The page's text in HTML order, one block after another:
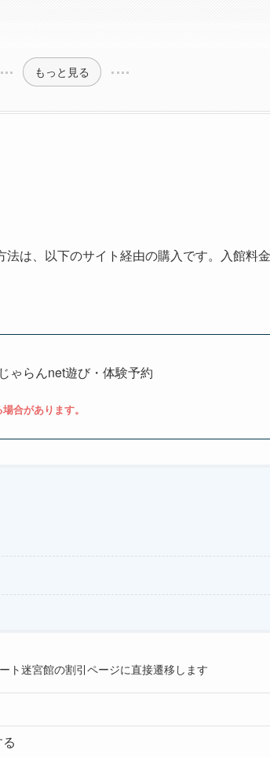
もっと見る
は、以下のサイト経由の購入です。入館料
じゃらんnet遊び・体験予約
合があります。
ト迷宮館の割引ページに直接遷移します